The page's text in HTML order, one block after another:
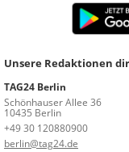
Unsere Redaktionen
TAG24 Berlin
Schönhauser Allee 36
10435 Berlin
+49 30 120880900
berlin@tag24.de